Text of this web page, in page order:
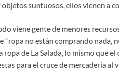
suntuosos, ellos vienen a
viene gente de menores
“ropa no están comprando nada,
ropa de La Salada, lo mismo que
para el cruce de mercadería al